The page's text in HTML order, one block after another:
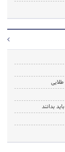
طلایی
بدانند